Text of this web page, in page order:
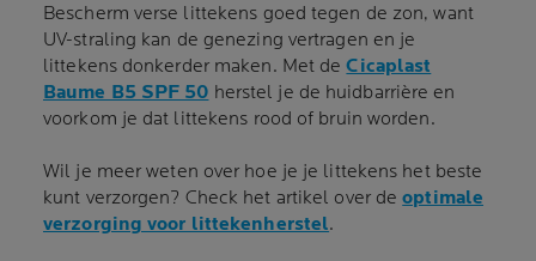
Bescherm verse littekens goed tegen de zon, want
UV-straling kan de genezing vertragen en je
littekens donkerder maken. Met deCicaplast
Baume B5 SPF 50 herstel je de huidbarrière en
voorkom je dat littekens rood of bruin worden.
Wil je meer weten over hoe je je littekens het beste
kunt verzorgen? Check het artikel over deoptimale
verzorging voor littekenherstel.